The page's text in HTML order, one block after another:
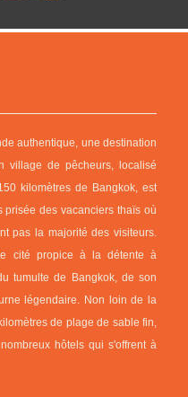
authentique, une destination
village de pêcheurs, localisé
kilomètres de Bangkok, est
des vacanciers thaïs où
pas la majorité des visiteurs.
cité propice à la détente à
tumulte de Bangkok, de son
légendaire. Non loin de la
de plage de sable fin,
hôtels qui s'offrent à